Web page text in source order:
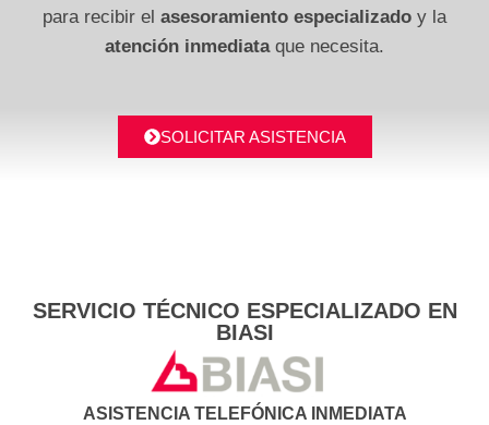
para recibir el asesoramiento especializado y la
atención inmediataque necesita.
SOLICITAR ASISTENCIA
SERVICIO TÉCNICO ESPECIALIZADO EN
BIASI
ASISTENCIA TELEFÓNICA INMEDIATA